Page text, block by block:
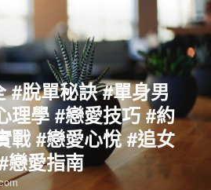
#脫單秘訣 #單身男
理學 #戀愛技巧 #約
戰 #戀愛心悅 #追女
戀愛指南